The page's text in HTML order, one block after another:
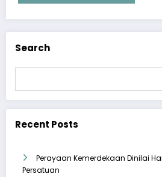
Search
Recent Posts
Perayaan Kemerdekaan Dinilai
Persatuan